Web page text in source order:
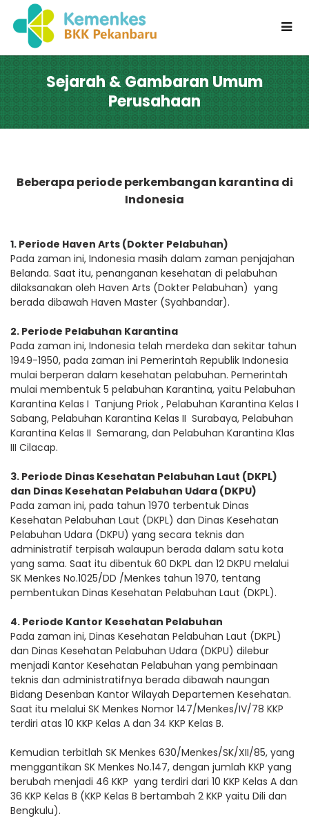
Sejarah & Gambaran Umum
Perusahaan
Beberapa periode perkembangan karantina di
Indonesia
1. Periode Haven Arts (Dokter Pelabuhan)
Pada zaman ini, Indonesia masih dalam zaman penjajahan
Belanda. Saat itu, penanganan kesehatan di pelabuhan
dilaksanakan oleh Haven Arts (Dokter Pelabuhan) yang
berada dibawah Haven Master (Syahbandar).
2. Periode Pelabuhan Karantina
Pada zaman ini, Indonesia telah merdeka dan sekitar tahun
1949-1950, pada zaman ini Pemerintah Republik Indonesia
mulai berperan dalam kesehatan pelabuhan. Pemerintah
mulai membentuk 5 pelabuhan Karantina, yaitu Pelabuhan
Karantina Kelas I Tanjung Priok , Pelabuhan Karantina Kelas I
Sabang, Pelabuhan Karantina Kelas II Surabaya, Pelabuhan
Karantina Kelas II Semarang, dan Pelabuhan Karantina Klas
III Cilacap.
3. Periode Dinas Kesehatan Pelabuhan Laut (DKPL)
dan Dinas Kesehatan Pelabuhan Udara (DKPU)
Pada zaman ini, pada tahun 1970 terbentuk Dinas
Kesehatan Pelabuhan Laut (DKPL) dan Dinas Kesehatan
Pelabuhan Udara (DKPU) yang secara teknis dan
administratif terpisah walaupun berada dalam satu kota
yang sama. Saat itu dibentuk 60 DKPL dan 12 DKPU melalui
SK Menkes No.1025/DD /Menkes tahun 1970, tentang
pembentukan Dinas Kesehatan Pelabuhan Laut (DKPL).
4. Periode Kantor Kesehatan Pelabuhan
Pada zaman ini, Dinas Kesehatan Pelabuhan Laut (DKPL)
dan Dinas Kesehatan Pelabuhan Udara (DKPU) dilebur
menjadi Kantor Kesehatan Pelabuhan yang pembinaan
teknis dan administratifnya berada dibawah naungan
Bidang Desenban Kantor Wilayah Departemen Kesehatan.
Saat itu melalui SK Menkes Nomor 147/Menkes/IV/78 KKP
terdiri atas 10 KKP Kelas A dan 34 KKP Kelas B.
Kemudian terbitlah SK Menkes 630/Menkes/SK/XII/85, yang
menggantikan SK Menkes No.147, dengan jumlah KKP yang
berubah menjadi 46 KKP yang terdiri dari 10 KKP Kelas A dan
36 KKP Kelas B (KKP Kelas B bertambah 2 KKP yaitu Dili dan
Bengkulu).